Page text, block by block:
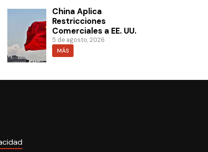
China Aplica
Restricciones
Comerciales a EE. UU.
5 de agosto, 2026
MÁS